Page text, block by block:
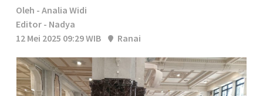
Oleh - Analia Widi
Editor - Nadya
12 Mei 2025 09:29 WIB
Ranai